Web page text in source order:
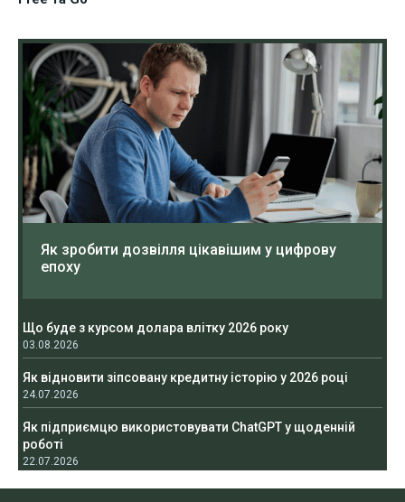
Як зробити дозвілля цікавішим у цифрову
епоху
Що буде з курсом долара влітку 2026 року
03.08.2026
Як відновити зіпсовану кредитну історію у 2026 році
24.07.2026
Як підприємцю використовувати ChatGPT у щоденній
роботі
22.07.2026